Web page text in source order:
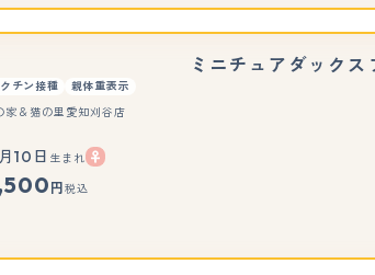
ミニチュアダック
チン接種
親体重表示
家＆猫の里愛知刈谷店
10日 生まれ
円 税込